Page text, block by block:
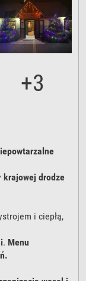
+3
krajowej drodze
i ciepłą,
. Menu